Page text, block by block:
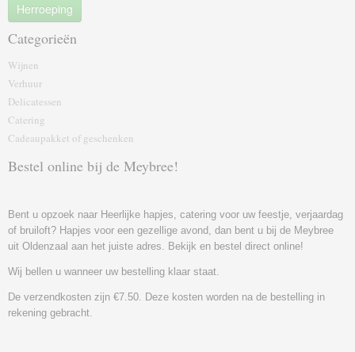
Herroeping
Categorieën
Wijnen
Verhuur
Delicatessen
Catering
Cadeaupakket of geschenk‎en
Bestel online bij de Meybree!
Bent u opzoek naar Heerlijke hapjes, catering voor uw feestje, verjaardag
of bruiloft? Hapjes voor een gezellige avond, dan bent u bij de Meybree
uit Oldenzaal aan het juiste adres. Bekijk en bestel direct online!
Wij bellen u wanneer uw bestelling klaar staat.
De verzendkosten zijn €7.50. Deze kosten worden na de bestelling in
rekening gebracht.